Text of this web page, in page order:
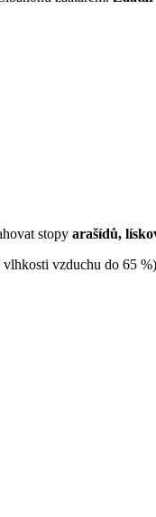
stopy arašídů,
vlhkosti vzduchu do 65